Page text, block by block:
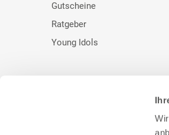
Gutscheine
Ratgeber
Young Idols